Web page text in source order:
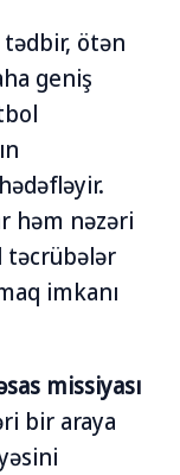
ötən
geniş
həm nəzəri
təcrübələr
imkanı
missiyası
bir araya